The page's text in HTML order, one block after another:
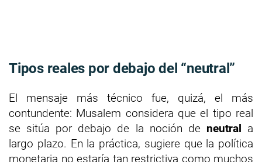
Tipos reales por debajo del “neutral”
El mensaje más técnico fue, quizá, el más
contundente: Musalem considera que el tipo real
se sitúa por debajo de la noción de neutral a
largo plazo. En la práctica, sugiere que la política
monetaria no estaría tan restrictiva como muchos